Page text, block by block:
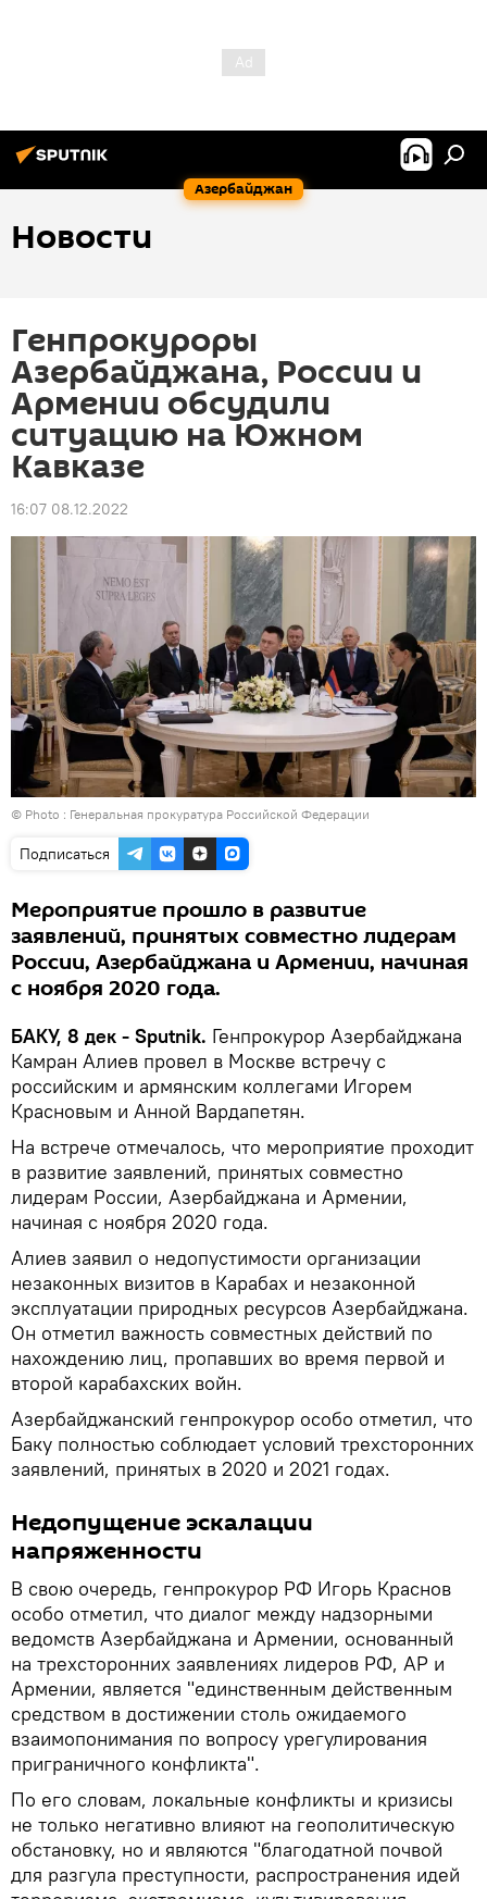
Азербайджан
Новости
Генпрокуроры
Азербайджана, России и
Армении обсудили
ситуацию на Южном
Кавказе
16:07 08.12.2022
© Photo : Генеральная прокуратура Российской Федерации
Подписаться
Мероприятие прошло в развитие
заявлений, принятых совместно лидерам
России, Азербайджана и Армении, начиная
с ноября 2020 года.
БАКУ, 8 дек - Sputnik. Генпрокурор Азербайджана
Камран Алиев провел в Москве встречу с
российским и армянским коллегами Игорем
Красновым и Анной Вардапетян.
На встрече отмечалось, что мероприятие проходит
в развитие заявлений, принятых совместно
лидерам России, Азербайджана и Армении,
начиная с ноября 2020 года.
Алиев заявил о недопустимости организации
незаконных визитов в Карабах и незаконной
эксплуатации природных ресурсов Азербайджана.
Он отметил важность совместных действий по
нахождению лиц, пропавших во время первой и
второй карабахских войн.
Азербайджанский генпрокурор особо отметил, что
Баку полностью соблюдает условий трехсторонних
заявлений, принятых в 2020 и 2021 годах.
Недопущение эскалации
напряженности
В свою очередь, генпрокурор РФ Игорь Краснов
особо отметил, что диалог между надзорными
ведомств Азербайджана и Армении, основанный
на трехсторонних заявлениях лидеров РФ, АР и
Армении, является "единственным действенным
средством в достижении столь ожидаемого
взаимопонимания по вопросу урегулирования
приграничного конфликта".
По его словам, локальные конфликты и кризисы
не только негативно влияют на геополитическую
обстановку, но и являются "благодатной почвой
для разгула преступности, распространения идей